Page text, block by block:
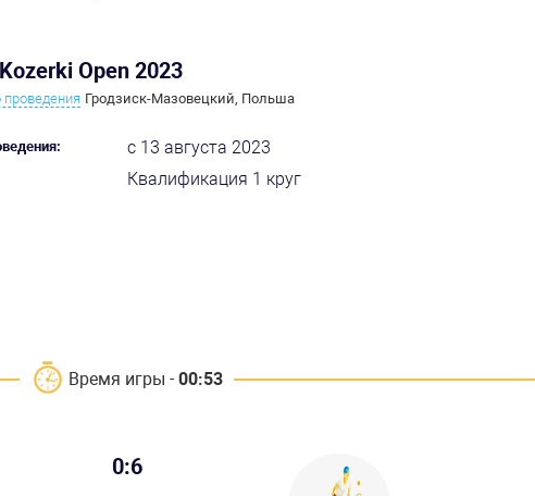
Open 2023
Гродзиск-Мазовецкий, Польша
с 13 августа 2023
Квалификация 1 круг
Время игры -00:53
0:6